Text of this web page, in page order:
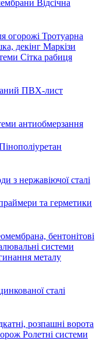
Відсічна
огорожі Тротуарна
декінг Маркізи
Сітка рабиця
ПВХ-лист
антиобмерзання
з нержавіючої сталі
та герметики
бентонітові
системи
металу
сталі
розпашні ворота
Ролетні системи